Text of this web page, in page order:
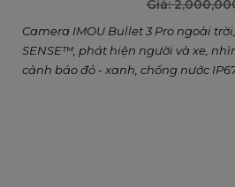
Giá:
Camera IMOU Bullet 3 Pro ngoài
SENSE™, phát hiện người và xe,
cảnh báo đỏ - xanh, chống nước